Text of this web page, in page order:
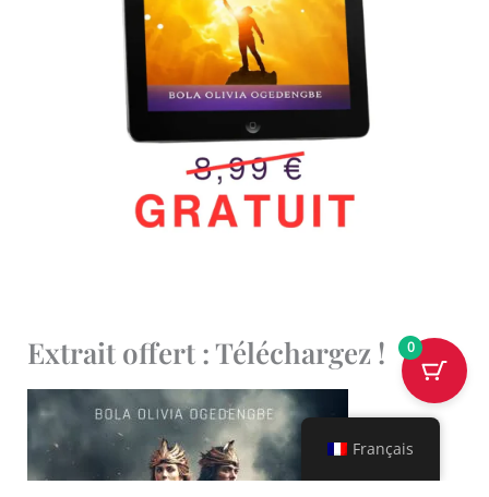
Extrait offert : Téléchargez !
Français
0